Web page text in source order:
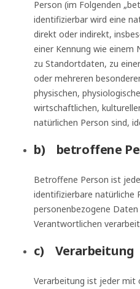
Person (im Folgenden
identifizierbar wird eine
direkt oder indirekt,
einer Kennung wie einem
zu Standortdaten, zu
oder mehreren
physischen,
wirtschaftlichen,
natürlichen Person sind,
b) betroffene
Betroffene Person ist
identifizierbare natürliche
personenbezogene
Verantwortlichen
c) Verarbeitung
Verarbeitung ist jeder